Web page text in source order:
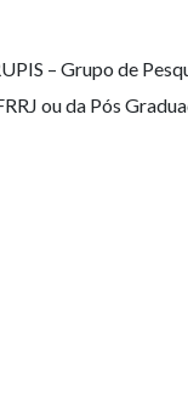
– Grupo de
ou da Pós